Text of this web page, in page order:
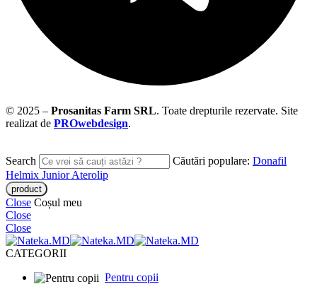
© 2025 – Prosanitas Farm SRL. Toate drepturile rezervate. Site
realizat de PROwebdesign.
Search Căutări populare: Donafil
Helmix JuniorAterolip
Close Coșul meu
Close
Close
CATEGORII
Pentru copii